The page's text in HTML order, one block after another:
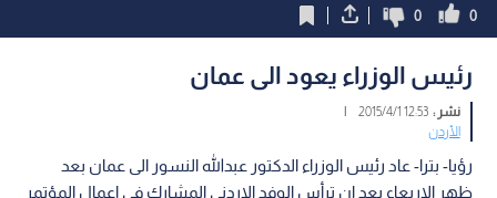
0
0
رئيس الوزراء يعود الى عمان
نشر :12:53 2015/4/1
|
الأردن
رؤيا- بترا- عاد رئيس الوزراء الدكتور عبدالله النسور الى عمان بعد
ظهر الاربعاء بعد ان ترأس الوفد الاردني المشارك في اعمال المؤتمر